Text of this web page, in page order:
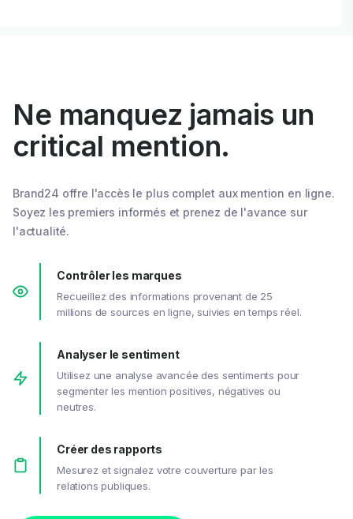
Ne manquez jamais un
critical mention.
Brand24 offre l'accès le plus complet aux mention en ligne.
Soyez les premiers informés et prenez de l'avance sur
l'actualité.
Contrôler les marques
Recueillez des informations provenant de 25
millions de sources en ligne, suivies en temps réel.
Analyser le sentiment
Utilisez une analyse avancée des sentiments pour
segmenter les mention positives, négatives ou
neutres.
Créer des rapports
Mesurez et signalez votre couverture par les
relations publiques.